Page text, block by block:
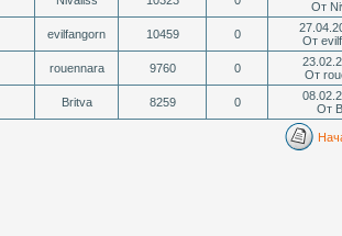
От
evilfangorn 10459 0
От
rouennara 9760 0
От
Britva 8259 0
От